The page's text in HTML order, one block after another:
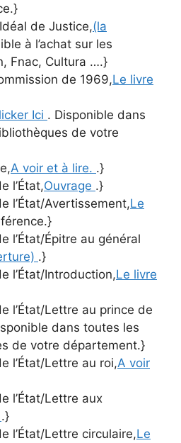
de Justice,(la
à l’achat sur les
Fnac, Cultura ….}
de 1969,Le livre
Ici . Disponible dans
de votre
A voir et à lire. .}
l’État,Ouvrage .}
l’État/Avertissement,Le
l’État/Épitre au général
.}
l’État/Introduction,Le livre
l’État/Lettre au prince de
dans toutes les
de votre département.}
l’État/Lettre au roi,A voir
l’État/Lettre aux
.}
l’État/Lettre circulaire,Le